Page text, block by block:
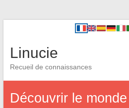
Linucie
Recueil de connaissances
Découvrir le